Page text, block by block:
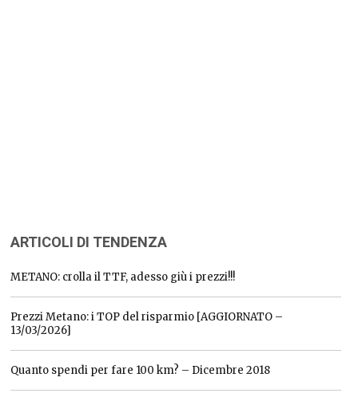
ARTICOLI DI TENDENZA
METANO: crolla il TTF, adesso giù i prezzi!!!
Prezzi Metano: i TOP del risparmio [AGGIORNATO –
13/03/2026]
Quanto spendi per fare 100 km? – Dicembre 2018